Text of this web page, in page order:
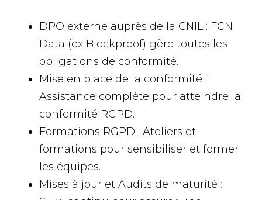
DPO externe auprès de la CNIL : FCN
Data (ex Blockproof) gère toutes les
obligations de conformité.
Mise en place de la conformité :
Assistance complète pour atteindre la
conformité RGPD.
Formations RGPD : Ateliers et
formations pour sensibiliser et former
les équipes.
Mises à jour et Audits de maturité :